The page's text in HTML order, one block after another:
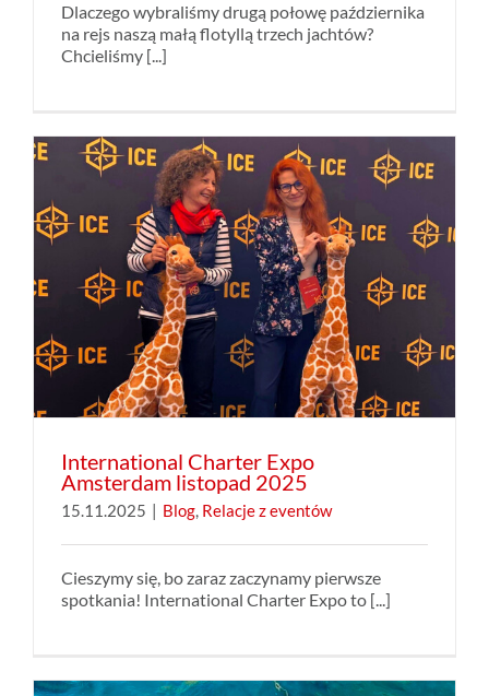
Dlaczego wybraliśmy drugą połowę października
na rejs naszą małą flotyllą trzech jachtów?
Chcieliśmy [...]
International Charter Expo
Amsterdam listopad 2025
15.11.2025 Blog, Relacje z eventów
Cieszymy się, bo zaraz zaczynamy pierwsze
spotkania! International Charter Expo to [...]